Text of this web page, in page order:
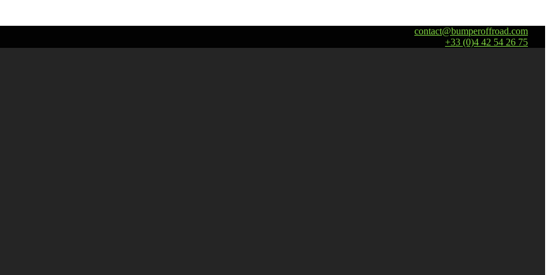
contact@bumperoffroad.com
+33 (0)4 42 54 26 75